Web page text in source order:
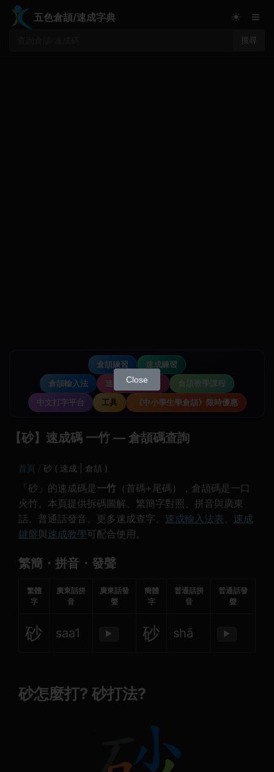
五色倉頡/速成字典
搜尋
☀ ≡
倉頡練習
速成練習
倉頡輸入法
速成輸入法教學
倉頡教學課程
中文打字平台
工具 《中小學生學倉頡》限時優惠
【砂】速成碼 一竹 — 倉頡碼查詢
首頁 砂 ( 速成 | 倉頡 )
「砂」的速成碼是 一竹 （首碼+尾碼），倉頡碼是一口
火竹。本頁提供拆碼圖解、繁簡字對照、拼音與廣東
話、普通話發音。更多速成查字、 速成輸入法表、 速成
鍵盤與速成教學可配合使用。
繁簡・拼音・發聲
繁體
字
廣東話拼
音
廣東話發
聲
簡體
字
普通話拼
音
普通話發
聲
砂 saa1 ▶ 砂 shā ▶
砂怎麼打? 砂打法?
Close